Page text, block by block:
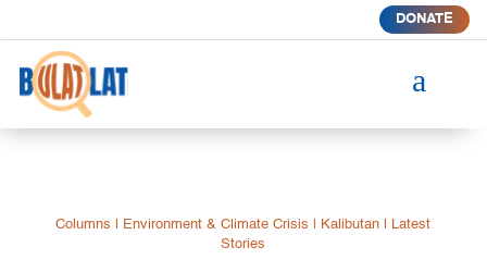
DONATE
a
Columns Environment & Climate Crisis Kalibutan
Latest
Stories